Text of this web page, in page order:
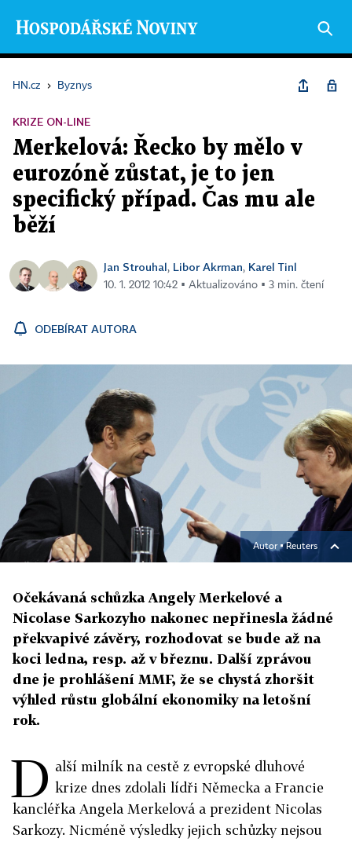
HN.cz › Byznys
KRIZE ON-LINE
Merkelová: Řecko by mělo v
eurozóně zůstat, je to jen
specifický případ. Čas mu ale
běží
Jan Strouhal, Libor Akrman, Karel Tinl
10. 1. 2012 10:42 ▪ Aktualizováno ▪ 3 min. čtení
ODEBÍRAT AUTORA
Autor ▪Reuters
Očekávaná schůzka Angely Merkelové a
Nicolase Sarkozyho nakonec nepřinesla žádné
překvapivé závěry, rozhodovat se bude až na
koci ledna, resp. až v březnu. Další zprávou
dne je prohlášení MMF, že se chystá zhoršit
výhled růstu globální ekonomiky na letošní
rok.
D alší milník na cestě z evropské dluhové
krize dnes zdolali lídři Německa a Francie
kancléřka Angela Merkelová a prezident Nicolas
Sarkozy. Nicméně výsledky jejich schůzky nejsou